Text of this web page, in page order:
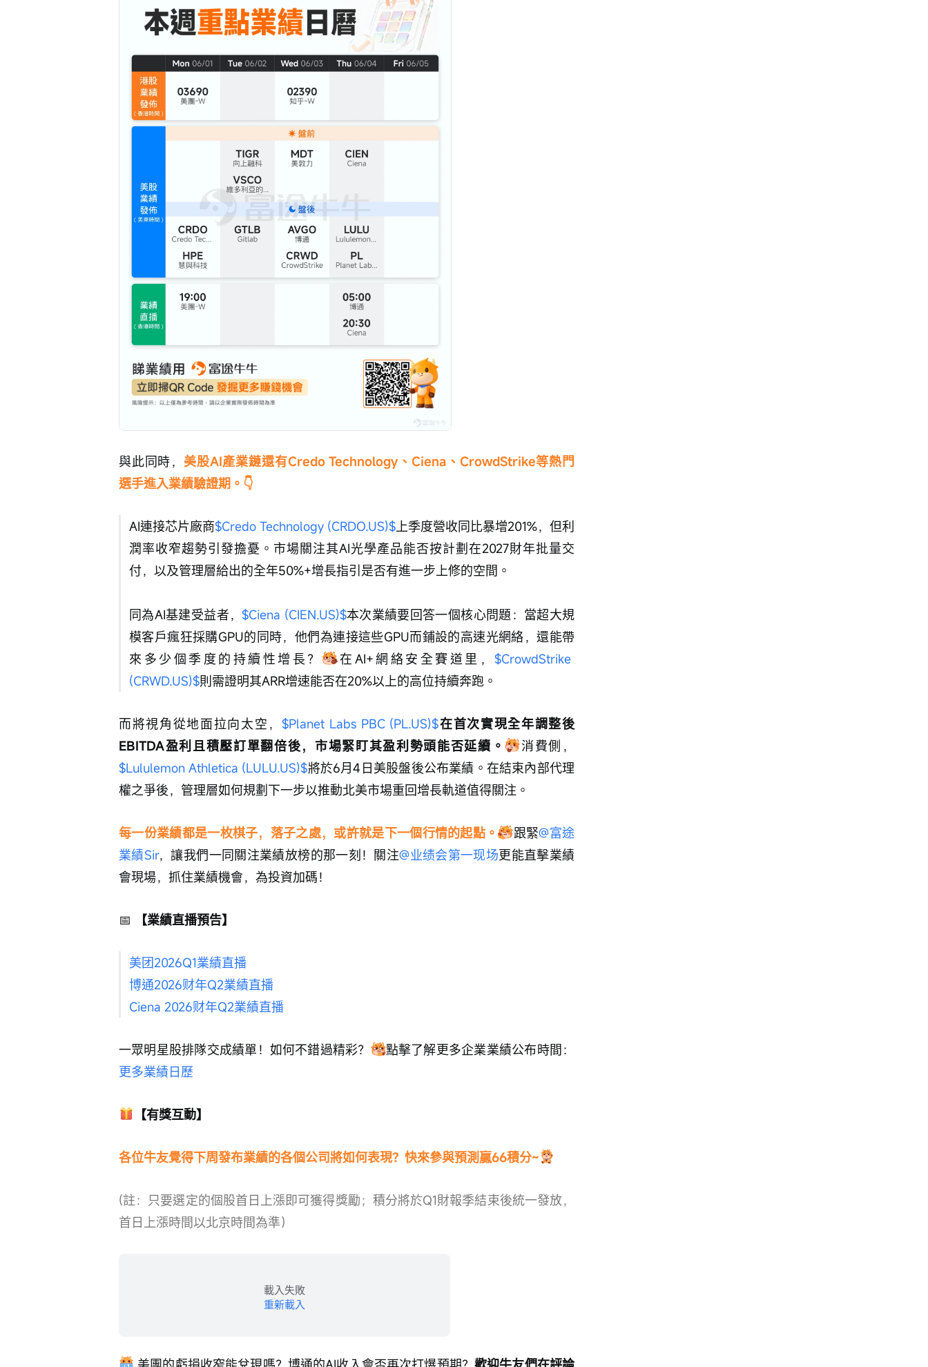
與此同時，美股AI產業鏈還有Credo Technology、Ciena、CrowdStrike等熱門
選手進入業績驗證期。👇
AI連接芯片廠商$Credo Technology (CRDO.US)$上季度營收同比暴增201%，但利
潤率收窄趨勢引發擔憂。市場關注其AI光學產品能否按計劃在2027財年批量交
付，以及管理層給出的全年50%+增長指引是否有進一步上修的空間。
同為AI基建受益者，$Ciena (CIEN.US)$本次業績要回答一個核心問題：當超大規
模客戶瘋狂採購GPU的同時，他們為連接這些GPU而鋪設的高速光網絡，還能帶
來多少個季度的持續性增長？
在AI+網絡安全賽道里， $CrowdStrike
(CRWD.US)$則需證明其ARR增速能否在20%以上的高位持續奔跑。
而將視角從地面拉向太空，$Planet Labs PBC (PL.US)$在首次實現全年調整後
EBITDA盈利且積壓訂單翻倍後，市場緊盯其盈利勢頭能否延續。
消費側，
$Lululemon Athletica (LULU.US)$將於6月4日美股盤後公布業績。在結束內部代理
權之爭後，管理層如何規劃下一步以推動北美市場重回增長軌道值得關注。
每一份業績都是一枚棋子，落子之處，或許就是下一個行情的起點。 跟緊@富途
業績Sir，讓我們一同關注業績放榜的那一刻！關注@业绩会第一现场更能直擊業績
會現場，抓住業績機會，為投資加碼！
📅 【業績直播預告】
美团2026Q1業績直播
博通2026财年Q2業績直播
Ciena 2026财年Q2業績直播
一眾明星股排隊交成績單！如何不錯過精彩？
點擊了解更多企業業績公布時間：
更多業績日歷
【有獎互動】
各位牛友覺得下周發布業績的各個公司將如何表現？快來參與預測贏66積分~
(註：只要選定的個股首日上漲即可獲得獎勵；積分將於Q1財報季結束後統一發放，
首日上漲時間以北京時間為準）
載入失敗
重新載入